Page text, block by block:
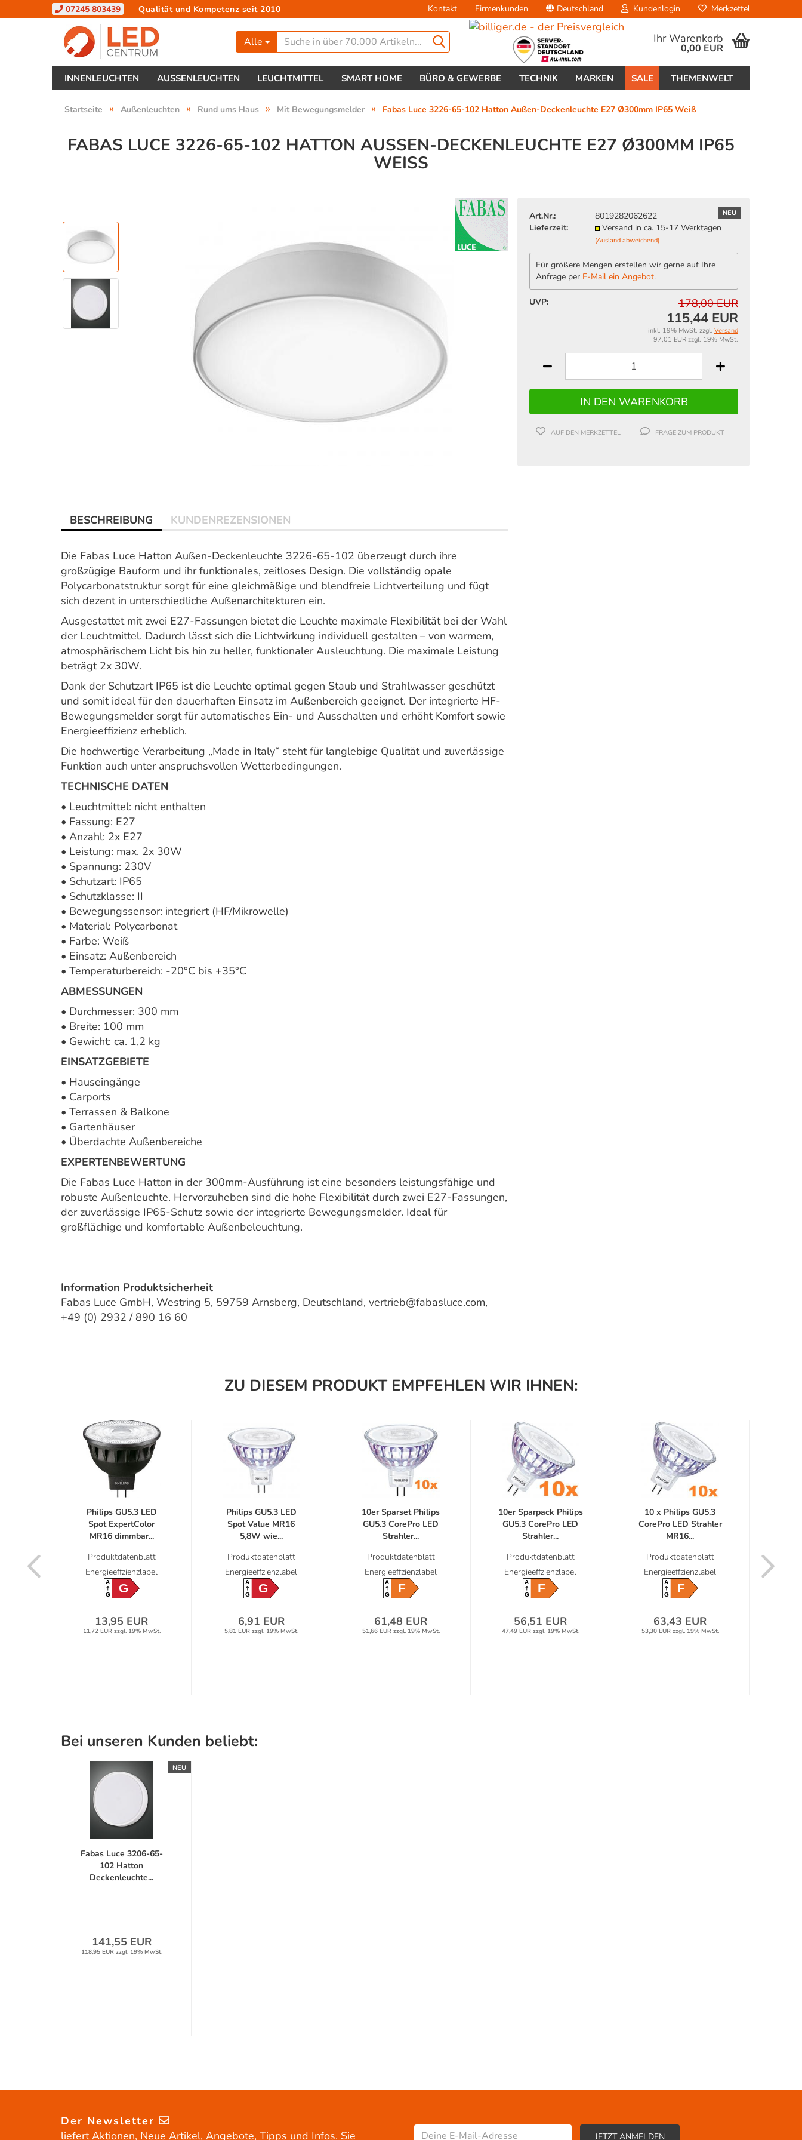
07245 803439 Qualität und Kompetenz seit 2010 Kontakt Firmenkunden Deutschland
Lieferland
Kundenlogin
Passwort vergessen?
Merkzettel
Alle Ihr Warenkorb
0,00 EUR
INNENLEUCHTEN AUSSENLEUCHTEN LEUCHTMITTEL SMART HOME BÜRO & GEWERBE TECHNIK MARKEN SALE THEMENWELT
Startseite » Außenleuchten » Rund ums Haus » Mit Bewegungsmelder » Fabas Luce 3226-65-102 Hatton Außen-Deckenleuchte E27 Ø300mm IP65 Weiß
FABAS LUCE 3226-65-102 HATTON AUSSEN-DECKENLEUCHTE E27 Ø300MM IP65 W
EISS
NEU
Art.Nr.:
8019282062622
Lieferzeit:
Versand in ca. 15-17 Werktagen
(Ausland abweichend)
Für größere Mengen erstellen wir gerne auf Ihre
Anfrage per E-Mail ein Angebot.
UVP: 178,00 EUR
115,44 EUR
inkl. 19% MwSt. zzgl. Versand
97,01 EUR zzgl. 19% MwSt.
AUF DEN MERKZETTEL FRAGE ZUM PRODUKT
BESCHREIBUNG KUNDENREZENSIONEN
Die Fabas Luce Hatton Außen-Deckenleuchte 3226-65-102 überzeugt durch ihre
großzügige Bauform und ihr funktionales, zeitloses Design. Die vollständig opale
Polycarbonatstruktur sorgt für eine gleichmäßige und blendfreie Lichtverteilung und fügt
sich dezent in unterschiedliche Außenarchitekturen ein.
Ausgestattet mit zwei E27-Fassungen bietet die Leuchte maximale Flexibilität bei der Wahl
der Leuchtmittel. Dadurch lässt sich die Lichtwirkung individuell gestalten – von warmem,
atmosphärischem Licht bis hin zu heller, funktionaler Ausleuchtung. Die maximale Leistung
beträgt 2x 30W.
Dank der Schutzart IP65 ist die Leuchte optimal gegen Staub und Strahlwasser geschützt
und somit ideal für den dauerhaften Einsatz im Außenbereich geeignet. Der integrierte HF-
Bewegungsmelder sorgt für automatisches Ein- und Ausschalten und erhöht Komfort sowie
Energieeffizienz erheblich.
Die hochwertige Verarbeitung „Made in Italy“ steht für langlebige Qualität und zuverlässige
Funktion auch unter anspruchsvollen Wetterbedingungen.
TECHNISCHE DATEN
• Leuchtmittel: nicht enthalten
• Fassung: E27
• Anzahl: 2x E27
• Leistung: max. 2x 30W
• Spannung: 230V
• Schutzart: IP65
• Schutzklasse: II
• Bewegungssensor: integriert (HF/Mikrowelle)
• Material: Polycarbonat
• Farbe: Weiß
• Einsatz: Außenbereich
• Temperaturbereich: -20°C bis +35°C
ABMESSUNGEN
• Durchmesser: 300 mm
• Breite: 100 mm
• Gewicht: ca. 1,2 kg
EINSATZGEBIETE
• Hauseingänge
• Carports
• Terrassen & Balkone
• Gartenhäuser
• Überdachte Außenbereiche
EXPERTENBEWERTUNG
Die Fabas Luce Hatton in der 300mm-Ausführung ist eine besonders leistungsfähige und
robuste Außenleuchte. Hervorzuheben sind die hohe Flexibilität durch zwei E27-Fassungen,
der zuverlässige IP65-Schutz sowie der integrierte Bewegungsmelder. Ideal für
großflächige und komfortable Außenbeleuchtung.
Information Produktsicherheit
Fabas Luce GmbH, Westring 5, 59759 Arnsberg, Deutschland, vertrieb@fabasluce.com,
+49 (0) 2932 / 890 16 60
ZU DIESEM PRODUKT EMPFEHLEN WIR IHNEN:
Philips GU5.3 LED
Spot ExpertColor
MR16 dimmbar...
Produktdatenblatt
Energieeffzienzlabel
A
GG
13,95 EUR
11,72 EUR zzgl. 19% MwSt.
Philips GU5.3 LED
Spot Value MR16
5,8W wie...
Produktdatenblatt
Energieeffzienzlabel
A
GG
6,91 EUR
5,81 EUR zzgl. 19% MwSt.
10er Sparset Philips
GU5.3 CorePro LED
Strahler...
Produktdatenblatt
Energieeffzienzlabel
A
GF
61,48 EUR
51,66 EUR zzgl. 19% MwSt.
10er Sparpack Philips
GU5.3 CorePro LED
Strahler...
Produktdatenblatt
Energieeffzienzlabel
A
GF
56,51 EUR
47,49 EUR zzgl. 19% MwSt.
10 x Philips GU5.3
CorePro LED Strahler
MR16...
Produktdatenblatt
Energieeffzienzlabel
A
GF
63,43 EUR
53,30 EUR zzgl. 19% MwSt.
Bei unseren Kunden beliebt:
NEU
Fabas Luce 3206-65-
102 Hatton
Deckenleuchte...
141,55 EUR
118,95 EUR zzgl. 19% MwSt.
Der Newsletter
liefert Aktionen, Neue Artikel, Angebote, Tipps und Infos. Sie